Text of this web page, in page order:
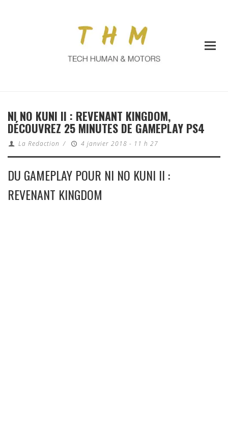
NI NO KUNI II : REVENANT KINGDOM,
DÉCOUVREZ 25 MINUTES DE GAMEPLAY PS4
La Redaction / 4 janvier 2018 - 11 h 27
DU GAMEPLAY POUR NI NO KUNI II :
REVENANT KINGDOM